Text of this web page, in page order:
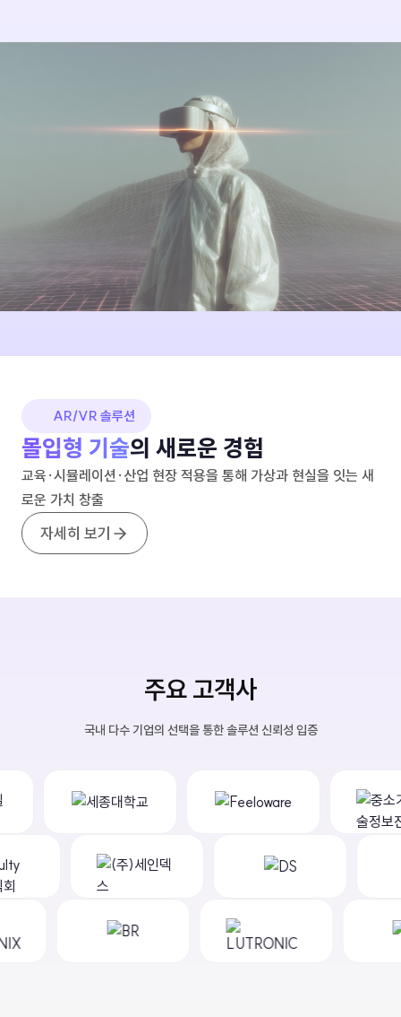
AR/VR 솔루션
몰입형 기술의 새로운 경험
교육·시뮬레이션·산업 현장 적용을 통해 가상과 현실을 잇는 새
로운 가치 창출
자세히 보기
주요 고객사
국내 다수 기업의 선택을 통한 솔루션 신뢰성 입증